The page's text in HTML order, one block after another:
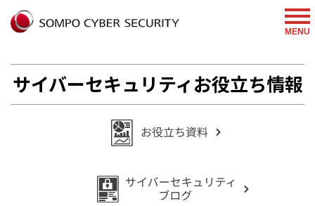
MENU
サイバーセキュリティお役立ち情報